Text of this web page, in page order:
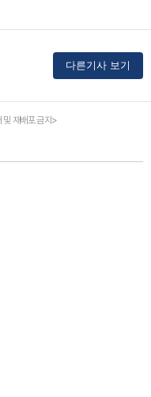
다른기사 보기
재배포 금지>